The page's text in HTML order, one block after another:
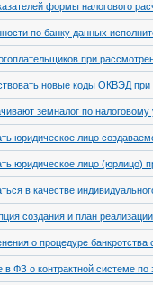
формы налогового
по банку данных
при
новые коды ОКВЭД
земналог по
юридическое лицо
юридическое лицо (юрлицо)
в качестве
создания и план
о процедуре банкротства
в ФЗ о контрактной системе по